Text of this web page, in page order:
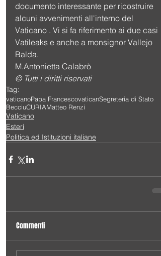
documento interessante per ricostruire
alcuni avvenimenti all'interno del
Vaticano . Vi si fa riferimento ai due casi
Vatileaks e anche a monsignor Vallejo
Balda.
M.Antonietta Calabrò
© Tutti i diritti riservati
Tag:
vaticanoPapa FrancescovaticanSegreteria di Stato
BecciuCURIAMatteo Renzi
Vaticano
Esteri
Politica ed Istituzioni italiane
Commenti